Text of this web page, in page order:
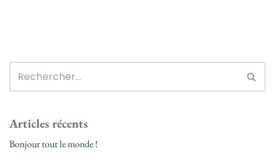
Articles récents
Bonjour tout le monde !